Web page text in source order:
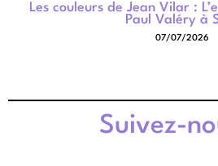
Les couleurs de Jean Vilar :
Paul Valéry à
07/07/2026
Suivez-